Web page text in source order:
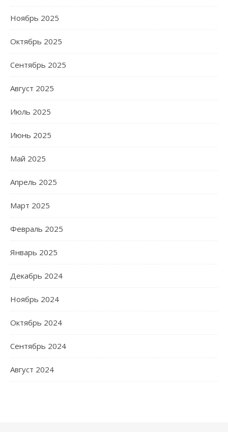
Ноябрь 2025
Октябрь 2025
Сентябрь 2025
Август 2025
Июль 2025
Июнь 2025
Май 2025
Апрель 2025
Март 2025
Февраль 2025
Январь 2025
Декабрь 2024
Ноябрь 2024
Октябрь 2024
Сентябрь 2024
Август 2024